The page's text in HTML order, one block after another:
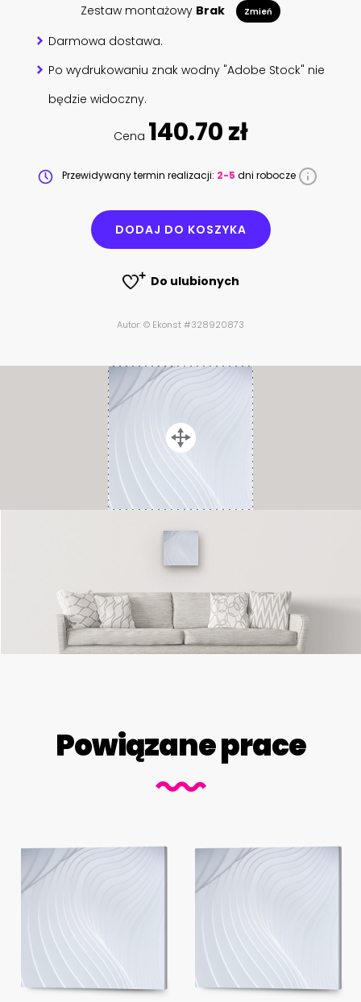
Zestaw montażowy Brak Zmień
Darmowa dostawa.
Po wydrukowaniu znak wodny "Adobe Stock" nie
będzie widoczny.
Cena 140.70 zł
Przewidywany termin realizacji: 2-5 dni robocze
DODAJ DO KOSZYKA
Do ulubionych
Autor: © Ekonst #328920873
Powiązane prace